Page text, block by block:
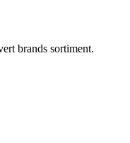
brands sortiment.